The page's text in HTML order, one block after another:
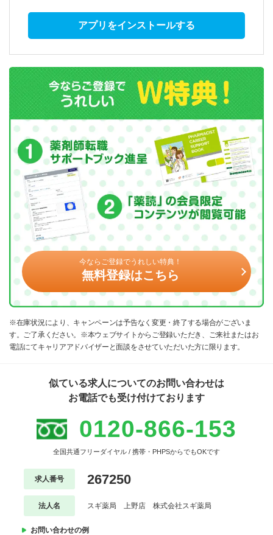
アプリをインストールする
今ならご登録でうれしい特典！
無料登録はこちら
※在庫状況により、キャンペーンは予告なく変更・終了する場合がございま
す。ご了承ください。※本ウェブサイトからご登録いただき、ご来社またはお
電話にてキャリアアドバイザーと面談をさせていただいた方に限ります。
似ている求人についてのお問い合わせは
お電話でも受け付けております
0120-866-153
全国共通フリーダイヤル / 携帯・PHPSからでもOKです
求人番号 267250
法人名 スギ薬局 上野店 株式会社スギ薬局
お問い合わせの例